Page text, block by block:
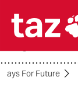
For Future